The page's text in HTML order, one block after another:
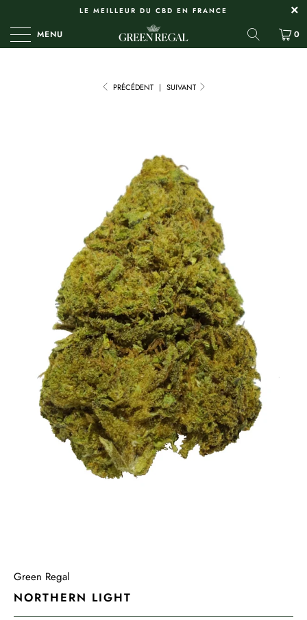
LE MEILLEUR DU CBD EN FRANCE
MENU 0
PRÉCÉDENT | SUIVANT
Green Regal
NORTHERN LIGHT